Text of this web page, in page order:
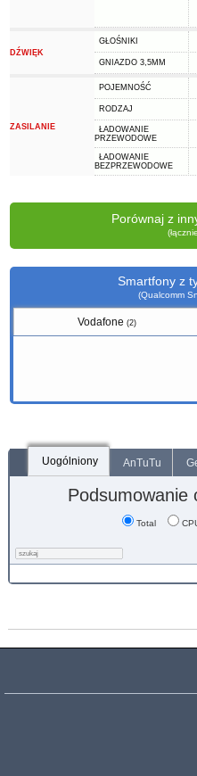
DŹWIĘK
GŁOŚNIKI
GNIAZDO 3,5MM
ZASILANIE
POJEMNOŚĆ
RODZAJ
ŁADOWANIE
PRZEWODOWE
ŁADOWANIE
BEZPRZEWODOWE
Porównaj z
Smartfony z
(Qualcomm
Vodafone(2)
Uogólniony AnTuTu
Podsumowanie
Total